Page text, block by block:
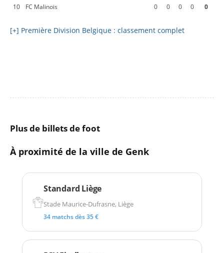
10 FC Malinois 0 0 0 0 0
[+] Première Division Belgique : classement complet
Plus de billets de foot
À proximité de la ville de Genk
Standard Liège
Stade Maurice-Dufrasne, Liège
34 matchs dès 35 €